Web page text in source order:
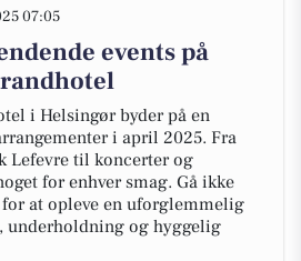
07:05
events på
i Helsingør byder på en
i april 2025. Fra
Lefevre til koncerter og
for enhver smag. Gå ikke
at opleve en uforglemmelig
underholdning og hyggelig